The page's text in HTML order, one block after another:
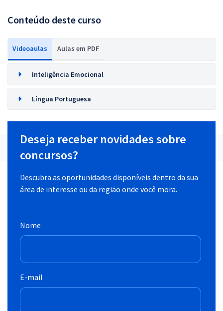
Conteúdo deste curso
Videoaulas Aulas em PDF
Inteligência Emocional
Língua Portuguesa
Deseja receber novidades sobre
concursos?
Descubra as oportunidades disponíveis dentro da sua
área de interesse ou da região onde você mora.
Nome
E-mail